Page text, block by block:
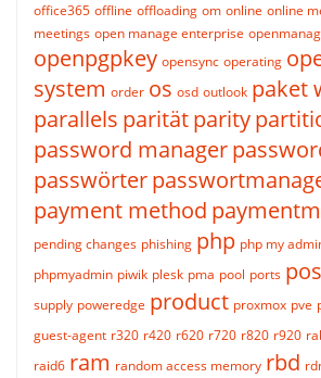
office365 offline offloading om online online
meetings open manage enterprise
openpgpkey opensync operating
system order os osd outlook paket
parallels paritätparity
password manager
passwörter
payment method
pending changes phishing php php my
phpmyadmin piwik plesk pma pool ports
supply poweredge product proxmox pve
guest-agent r320 r420 r620 r720 r820 r920
raid6 ram random access memory rbd